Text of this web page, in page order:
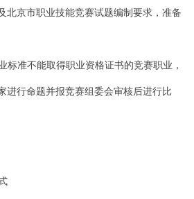
北京市职业技能竞赛试题编制要求，准备
标准不能取得职业资格证书的竞赛职业，
进行命题并报竞赛组委会审核后进行比